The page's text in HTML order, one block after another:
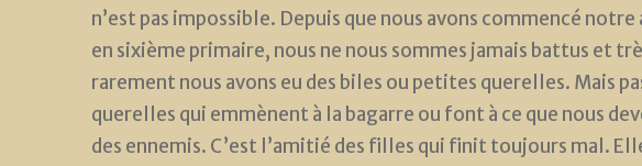
n’est pas impossible. Depuis que nous avons commencé
en sixième primaire, nous ne nous sommes jamais battus et
rarement nous avons eu des biles ou petites querelles. Mais
querelles qui emmènent à la bagarre ou font à ce que nous
des ennemis. C’est l’amitié des filles qui finit toujours mal.